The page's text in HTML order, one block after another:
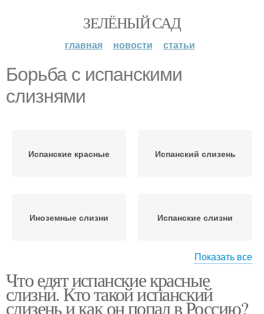
ЗЕЛЁНЫЙ САД
главная новости статьи
Борьба с испанскими
слизнями
Испанские красные Испанский слизень
Иноземные слизни Испанские слизни
Испанский красный Испанская улитка
Показать все
Что едят испанские красные
слизни. Кто такой испанский
слизень и как он попал в Россию?